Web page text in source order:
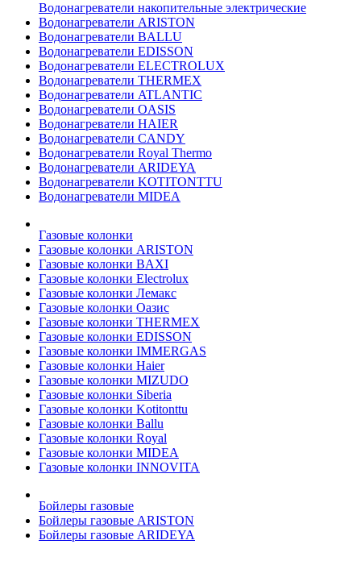
Водонагреватели накопительные электрические
Водонагреватели ARISTON
Водонагреватели BALLU
Водонагреватели EDISSON
Водонагреватели ELECTROLUX
Водонагреватели THERMEX
Водонагреватели ATLANTIC
Водонагреватели OASIS
Водонагреватели HAIER
Водонагреватели CANDY
Водонагреватели Royal Thermo
Водонагреватели ARIDEYA
Водонагреватели KOTITONTTU
Водонагреватели MIDEA
Газовые колонки
Газовые колонки ARISTON
Газовые колонки BAXI
Газовые колонки Electrolux
Газовые колонки Лемакс
Газовые колонки Оазис
Газовые колонки THERMEX
Газовые колонки EDISSON
Газовые колонки IMMERGAS
Газовые колонки Haier
Газовые колонки MIZUDO
Газовые колонки Siberia
Газовые колонки Kotitonttu
Газовые колонки Ballu
Газовые колонки Royal
Газовые колонки MIDEA
Газовые колонки INNOVITA
Бойлеры газовые
Бойлеры газовые ARISTON
Бойлеры газовые ARIDEYA